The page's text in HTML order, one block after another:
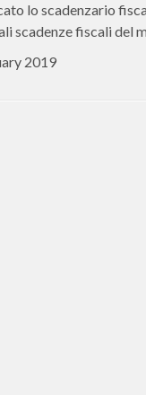
lo scadenzario
scadenze fiscali del
2019